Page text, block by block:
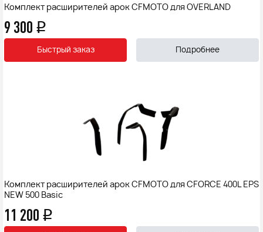
Комплект расширителей арок CFMOTO для OVERLAND
9 300 q
Быстрый заказ Подробнее
Комплект расширителей арок CFMOTO для CFORCE 400L EPS
NEW 500 Basic
11 200 q